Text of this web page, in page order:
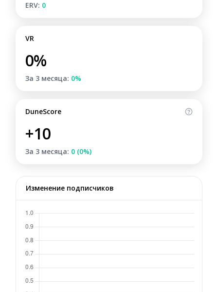
ERV: 0
VR
0%
За 3 месяца: 0%
DuneScore
+10
За 3 месяца: 0 (0%)
Изменение подписчиков